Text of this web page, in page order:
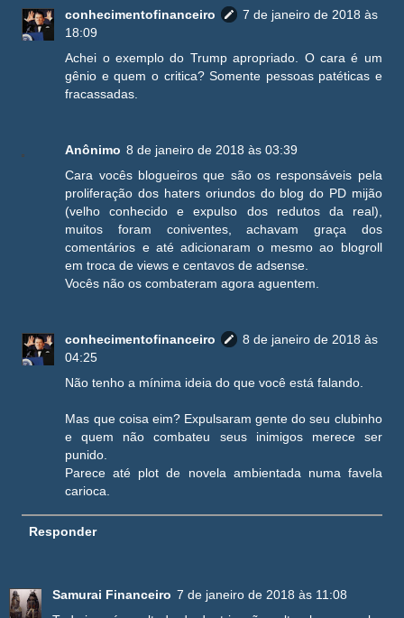
conhecimentofinanceiro
7 de janeiro de 2018 às
18:09
Achei o exemplo do Trump apropriado. O cara é um
gênio e quem o critica? Somente pessoas patéticas e
fracassadas.
Anônimo 8 de janeiro de 2018 às 03:39
Cara vocês blogueiros que são os responsáveis pela
proliferação dos haters oriundos do blog do PD mijão
(velho conhecido e expulso dos redutos da real),
muitos foram coniventes, achavam graça dos
comentários e até adicionaram o mesmo ao blogroll
em troca de views e centavos de adsense.
Vocês não os combateram agora aguentem.
conhecimentofinanceiro
8 de janeiro de 2018 às
04:25
Não tenho a mínima ideia do que você está falando.
Mas que coisa eim? Expulsaram gente do seu clubinho
e quem não combateu seus inimigos merece ser
punido.
Parece até plot de novela ambientada numa favela
carioca.
Responder
Samurai Financeiro 7 de janeiro de 2018 às 11:08